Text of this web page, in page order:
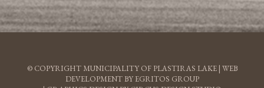
© COPYRIGHT MUNICIPALITY OF PLASTIRAS LAKE | WEB
DEVELOPMENT BY EGRITOS GROUP